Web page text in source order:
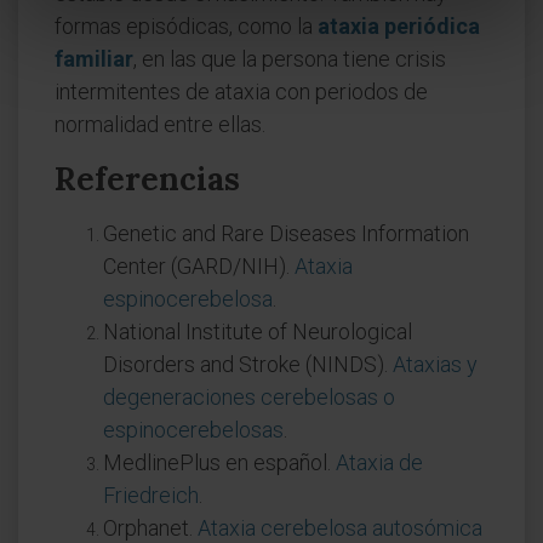
formas episódicas, como la ataxia periódica
familiar, en las que la persona tiene crisis
intermitentes de ataxia con periodos de
normalidad entre ellas.
Referencias
Genetic and Rare Diseases Information
Center (GARD/NIH). Ataxia
espinocerebelosa
National Institute of Neurological
Disorders and Stroke (NINDS). Ataxias y
degeneraciones cerebelosas o
espinocerebelosas
MedlinePlus en español. Ataxia de
Friedreich
Orphanet. Ataxia cerebelosa autosómica